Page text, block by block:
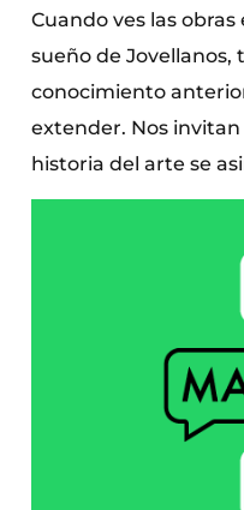
Cuando ves las
sueño de
conocimiento
extender. Nos
historia del arte se